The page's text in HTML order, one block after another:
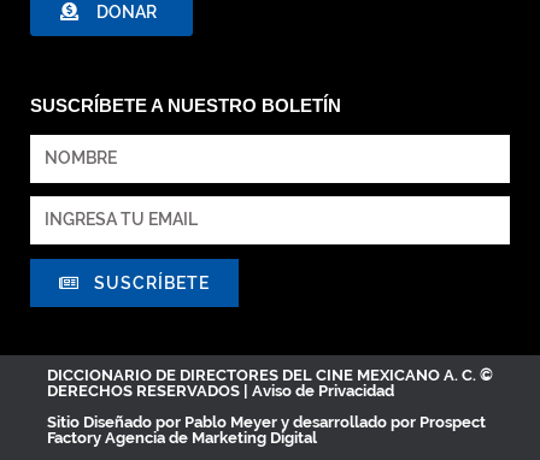
DONAR
SUSCRÍBETE A NUESTRO BOLETÍN
SUSCRÍBETE
DICCIONARIO DE DIRECTORES DEL CINE MEXICANO A. C. ©
DERECHOS RESERVADOS | Aviso de Privacidad
Sitio Diseñado por Pablo Meyer y desarrollado por Prospect
Factory Agencia de Marketing Digital